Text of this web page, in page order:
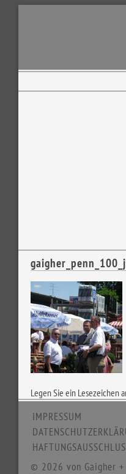
Legen Sie ein Lesezeichen
IMPRESSUM
© 2026 von Gaigher +